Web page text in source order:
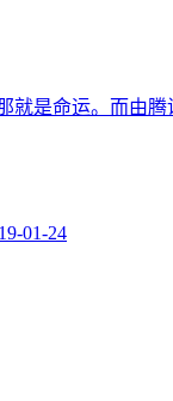
就是命运。而由
01-24